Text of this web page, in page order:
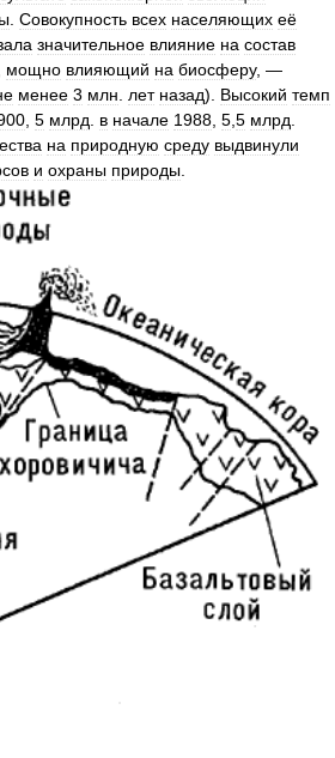
Совокупность всех населяющих её
значительное влияние на состав
мощно влияющий на биосферу, —
менее 3 млн лет назад). Высокий темп
5 млрд в начале 1988 5 5 млрд
на природную среду выдвинули
и охраны природы